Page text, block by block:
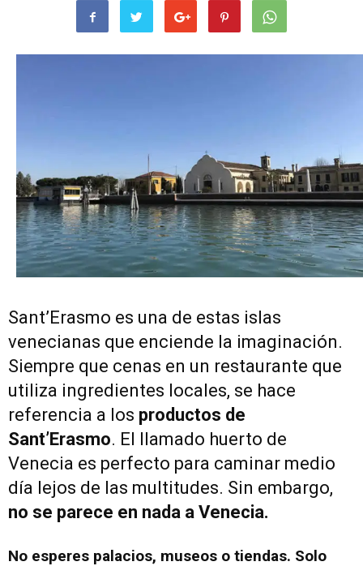
Sant’Erasmo es una de estas islas
venecianas que enciende la imaginación.
Siempre que cenas en un restaurante que
utiliza ingredientes locales, se hace
referencia a los productos de
Sant’Erasmo. El llamado huerto de
Venecia es perfecto para caminar medio
día lejos de las multitudes. Sin embargo,
no se parece en nada a Venecia.
No esperes palacios, museos o tiendas. Solo